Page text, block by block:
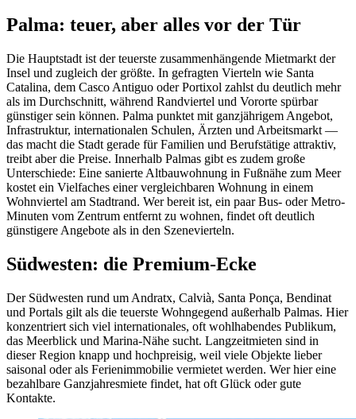
Palma: teuer, aber alles vor der Tür
Die Hauptstadt ist der teuerste zusammenhängende Mietmarkt der
Insel und zugleich der größte. In gefragten Vierteln wie Santa
Catalina, dem Casco Antiguo oder Portixol zahlst du deutlich mehr
als im Durchschnitt, während Randviertel und Vororte spürbar
günstiger sein können. Palma punktet mit ganzjährigem Angebot,
Infrastruktur, internationalen Schulen, Ärzten und Arbeitsmarkt —
das macht die Stadt gerade für Familien und Berufstätige attraktiv,
treibt aber die Preise. Innerhalb Palmas gibt es zudem große
Unterschiede: Eine sanierte Altbauwohnung in Fußnähe zum Meer
kostet ein Vielfaches einer vergleichbaren Wohnung in einem
Wohnviertel am Stadtrand. Wer bereit ist, ein paar Bus- oder Metro-
Minuten vom Zentrum entfernt zu wohnen, findet oft deutlich
günstigere Angebote als in den Szenevierteln.
Südwesten: die Premium-Ecke
Der Südwesten rund um Andratx, Calvià, Santa Ponça, Bendinat
und Portals gilt als die teuerste Wohngegend außerhalb Palmas. Hier
konzentriert sich viel internationales, oft wohlhabendes Publikum,
das Meerblick und Marina-Nähe sucht. Langzeitmieten sind in
dieser Region knapp und hochpreisig, weil viele Objekte lieber
saisonal oder als Ferienimmobilie vermietet werden. Wer hier eine
bezahlbare Ganzjahresmiete findet, hat oft Glück oder gute
Kontakte.